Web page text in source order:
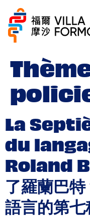
La
du
Roland
了羅蘭巴
語言的第